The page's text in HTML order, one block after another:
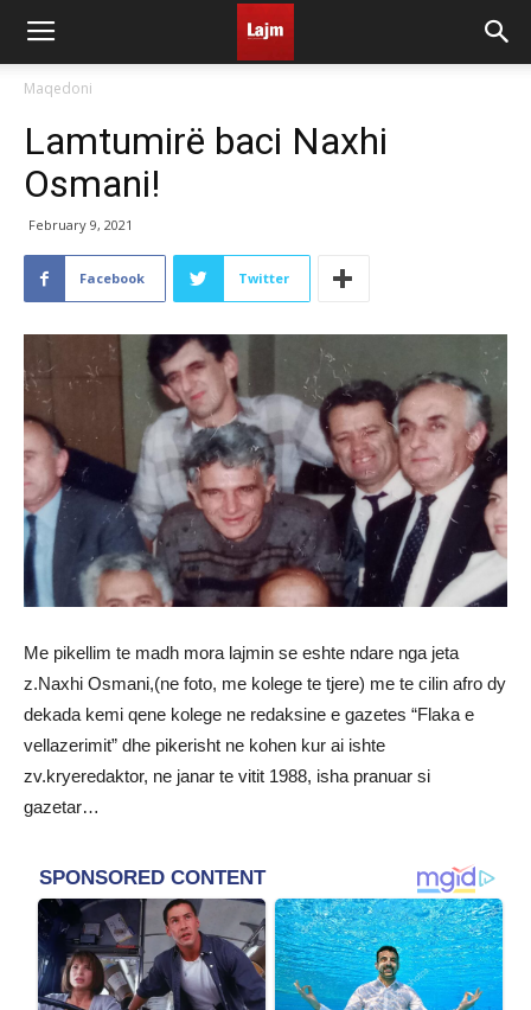
Maqedoni
Lamtumirë baci Naxhi
Osmani!
February 9, 2021
Facebook Twitter
Me pikellim te madh mora lajmin se eshte ndare nga jeta
z.Naxhi Osmani,(ne foto, me kolege te tjere) me te cilin afro dy
dekada kemi qene kolege ne redaksine e gazetes “Flaka e
vellazerimit” dhe pikerisht ne kohen kur ai ishte
zv.kryeredaktor, ne janar te vitit 1988, isha pranuar si
gazetar…